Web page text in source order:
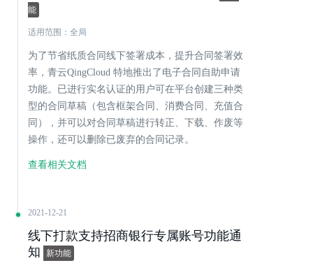
能
适用范围：全局
为了节省纸质合同线下签署成本，提升合同签署效
率，青云QingCloud 特地推出了电子合同自助申请
功能。已进行实名认证的用户可在平台创建三种类
型的合同草稿（包含框架合同、消费合同、充值合
同），并可以对合同草稿进行转正、下载、作废等
操作，还可以删除已废弃的合同记录。
查看相关文档
2021-12-21
线下打款支持招商银行专属账号功能通
知
新功能